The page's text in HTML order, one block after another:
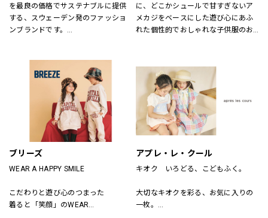
を最良の価格でサステナブルに提供
する、スウェーデン発のファッショ
ンブランドです。
さまをお迎えしています。
H&Mお問い合わせ窓口:
https://lin.ee/k1gDN7M（LINEでの
お問い合わせ）
に、どこかシュールで甘すぎないア
メカジをベースにした遊び心にあふ
れた個性的でおしゃれな子供服のお
ブリーズ
WEAR A HAPPY SMILE
こだわりと遊び心のつまった
着ると「笑顔」のWEAR
アプレ・レ・クール
キオク　いろどる、こどもふく。
大切なキオクを彩る、お気に入りの
一枚。